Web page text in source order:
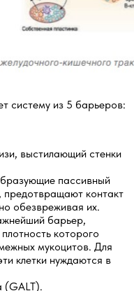
систему из 5 барьеров:
выстилающий стенки
пассивный
контакт
обезвреживая их.
барьер,
которого
мукоцитов. Для
клетки нуждаются в
(GALT).